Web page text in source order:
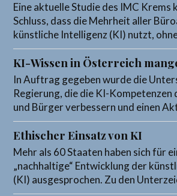
Eine aktuelle Studie des IMC Krems
Schluss, dass die Mehrheit aller
künstliche Intelligenz (KI) nutzt,
KI-Wissen in Österreich
In Auftrag gegeben wurde die
Regierung, die die KI-Kompetenzen
und Bürger verbessern und einen
Ethischer Einsatz von KI
Mehr als 60 Staaten haben sich für
„nachhaltige“ Entwicklung der
(KI) ausgesprochen. Zu den